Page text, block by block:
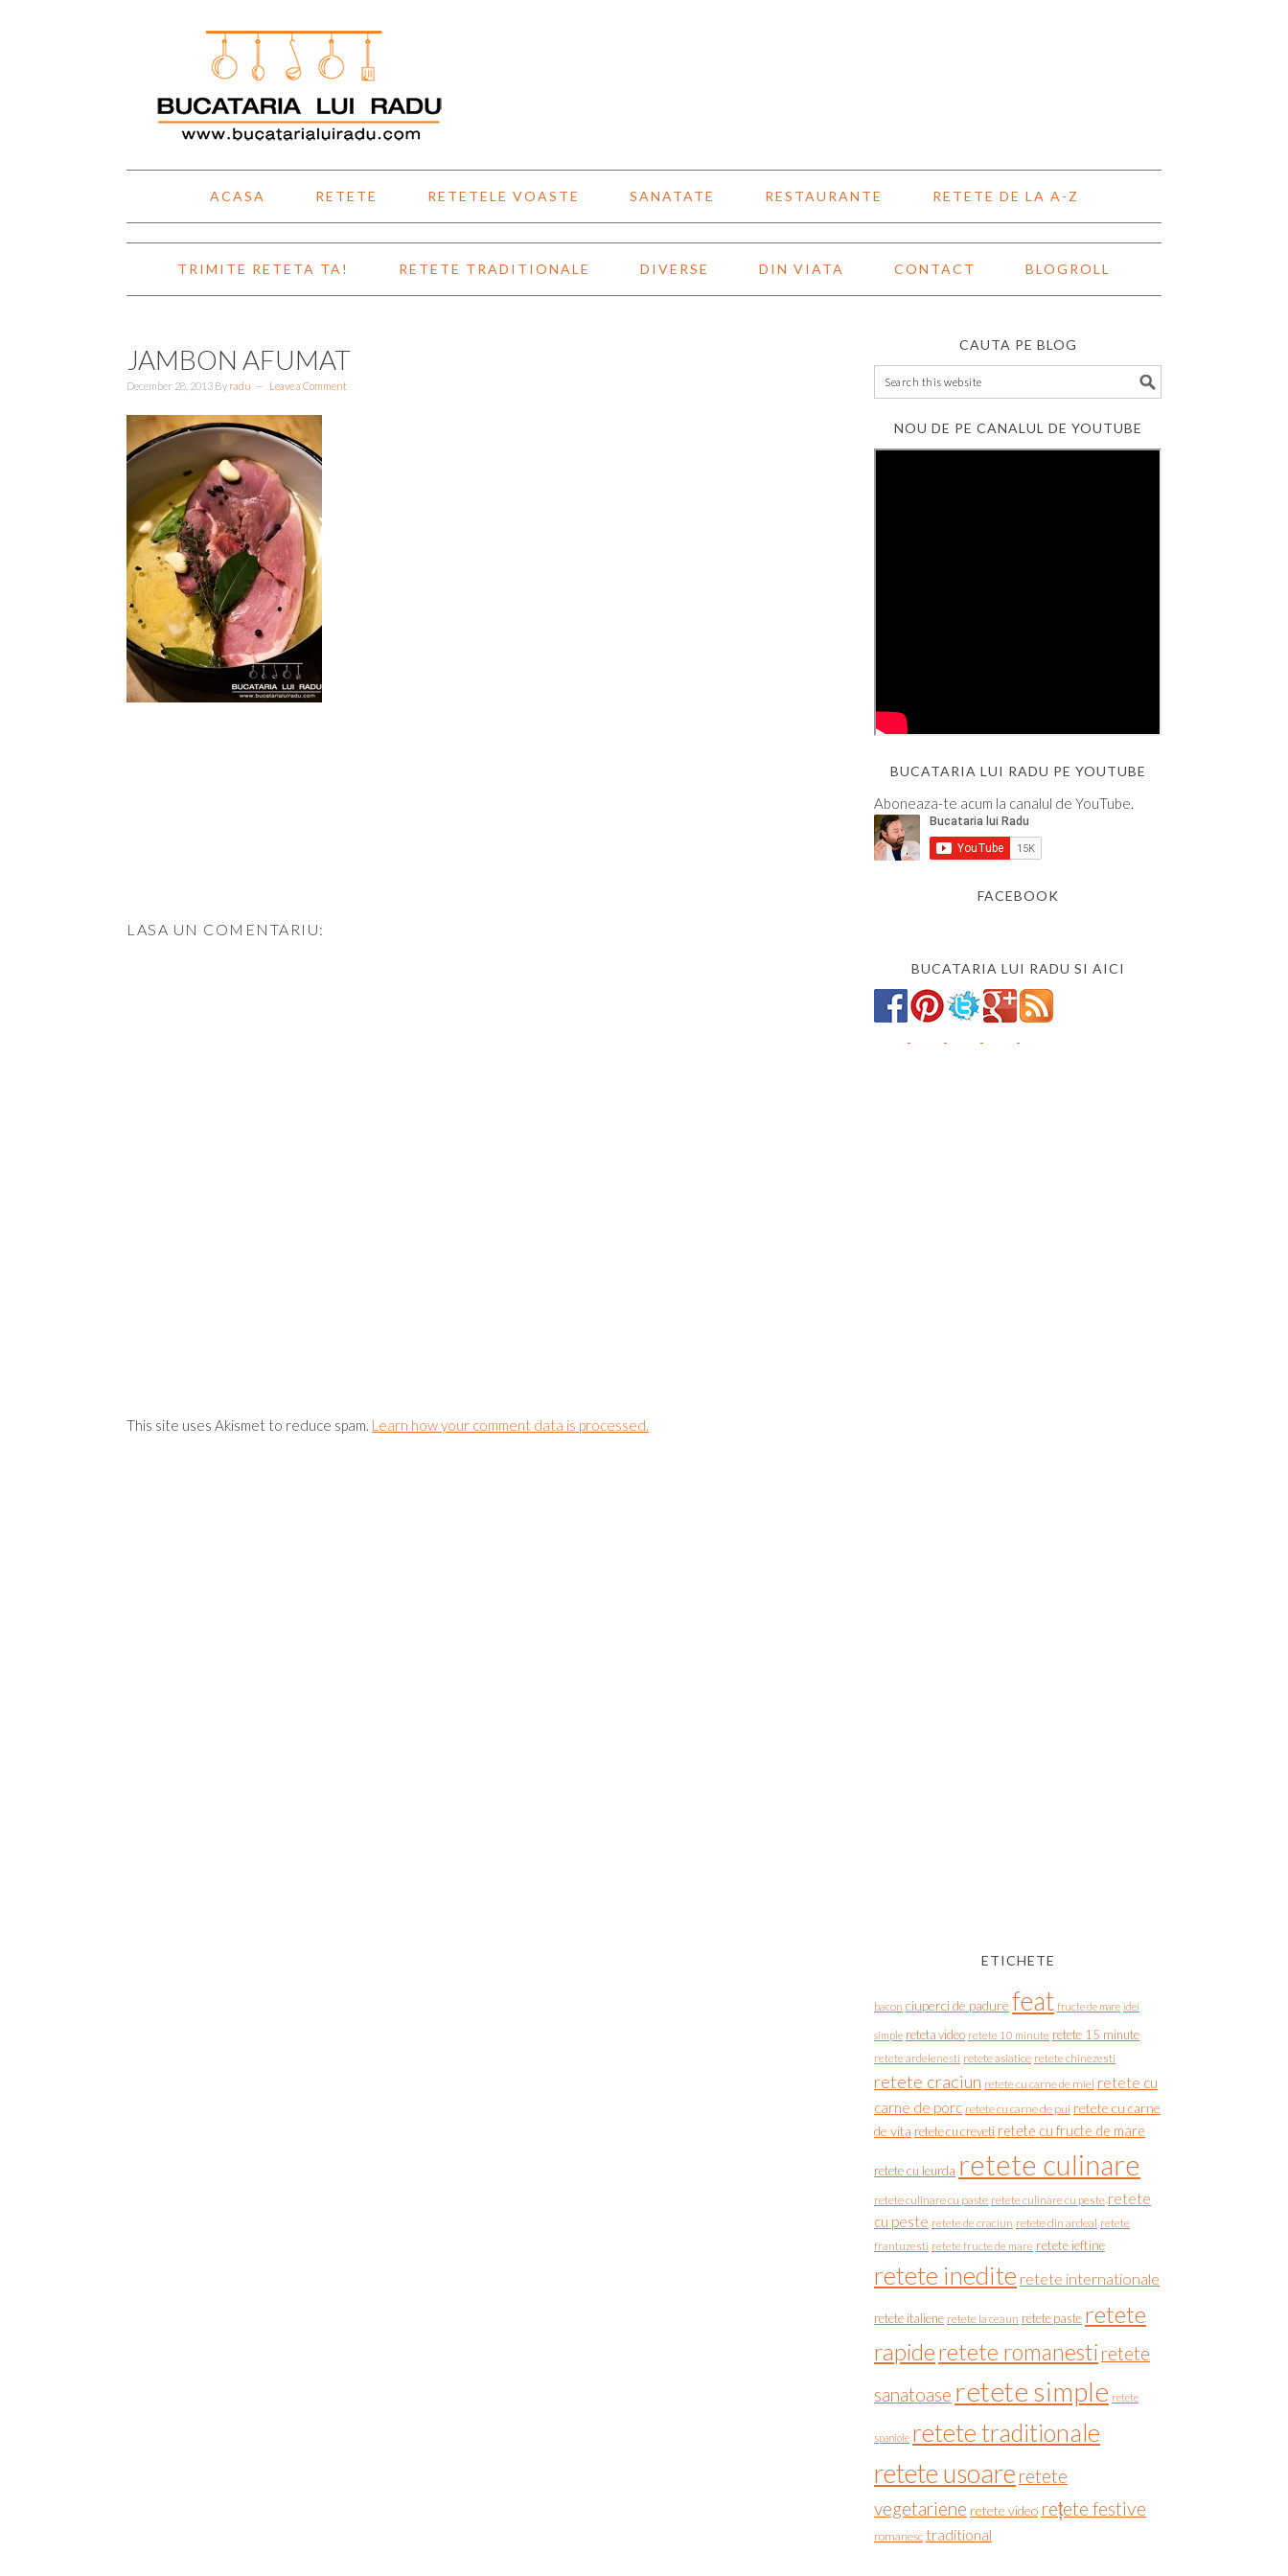
ACASA RETETE RETETELE VOASTE SANATATE RESTAURANTE RETETE DE LA A-Z
TRIMITE RETETA TA! RETETE TRADITIONALE DIVERSE DIN VIATA CONTACT BLOGROLL
JAMBON AFUMAT
December 28, 2013 By radu Leave a Comment
LASA UN COMENTARIU:
This site uses Akismet to reduce spam. Learn how your comment data is processed.
CAUTA PE BLOG
NOU DE PE CANALUL DE YOUTUBE
BUCATARIA LUI RADU PE YOUTUBE
Aboneaza-te acum la canalul de YouTube.
FACEBOOK
BUCATARIA LUI RADU SI AICI
ETICHETE
bacon ciuperci de padure feat fructe de mare idei
simple reteta video retete 10 minute retete 15 minute
retete ardelenesti retete asiatice retete chinezesti
retete craciun retete cu carne de miel retete cu
carne de porc retete cu carne de pui retete cu carne
de vita retete cu creveti retete cu fructe de mare
retete cu leurda retete culinare
retete culinare cu paste retete culinare cu peste retete
cu peste retete de craciun retete din ardeal retete
frantuzesti retete fructe de mare retete ieftine
retete inedite retete internationale
retete italiene retete la ceaun retete paste retete
rapideretete romanesti retete
sanatoase retete simple retete
spaniole retete traditionale
retete usoare retete
vegetariene retete video rețete festive
romanesc traditional